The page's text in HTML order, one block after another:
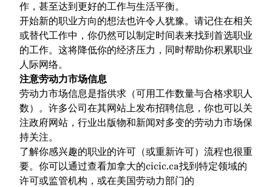
作，甚至达到更好的工作与生活平衡。
开始新的职业方向的想法也许令人犹豫。请记住在相关
或替代工作中，你仍然可以制定时间表来找到首选职业
的工作。这将降低你的经济压力，同时帮助你积累职业
人际网络。
注意劳动力市场信息
劳动力市场信息是指供求（可用工作数量与合格求职人
数）。许多公司在其网站上发布招聘信息，你也可以关
注政府网站，行业出版物和新闻对多变的劳动力市场保
持关注。
了解你感兴趣的职业的许可（或重新许可）流程也很重
要。你可以通过查看加拿大的cicic.ca找到特定领域的
许可或监管机构，或在美国劳动力部门的